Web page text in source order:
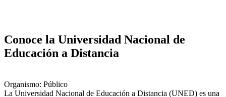
Conoce la Universidad Nacional de
Educación a Distancia
Organismo: Público
La Universidad Nacional de Educación a Distancia (UNED) es una